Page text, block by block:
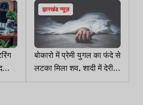
झारखंड न्यूज़
बोकारो में प्रेमी युगल का फंदे से
लटका मिला शव, शादी में देरी से
नाराज होकर आत्महत्या की